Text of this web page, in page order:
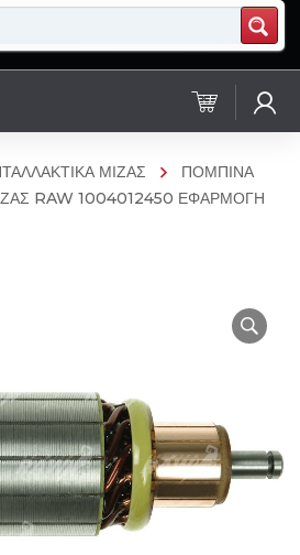
ΜΙΖΑΣ
ΠΟΜΠΙΝΑ
RAW 1004012450 ΕΦΑΡΜΟΓΗ